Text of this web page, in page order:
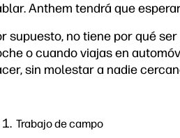
Anthem tendrá que
supuesto, no tiene por qué
o cuando viajas en
sin molestar a nadie
Trabajo de campo